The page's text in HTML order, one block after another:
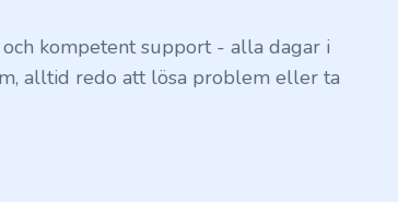
kompetent support - alla dagar i
alltid redo att lösa problem eller ta